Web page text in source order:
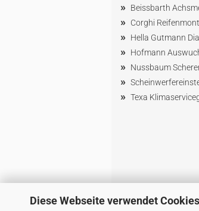
Diese Webseite verwendet
» Beissbarth
» Corghi
» Hella Gutmann
» Hofmann Ausw
» Nussbaum
»
» Texa